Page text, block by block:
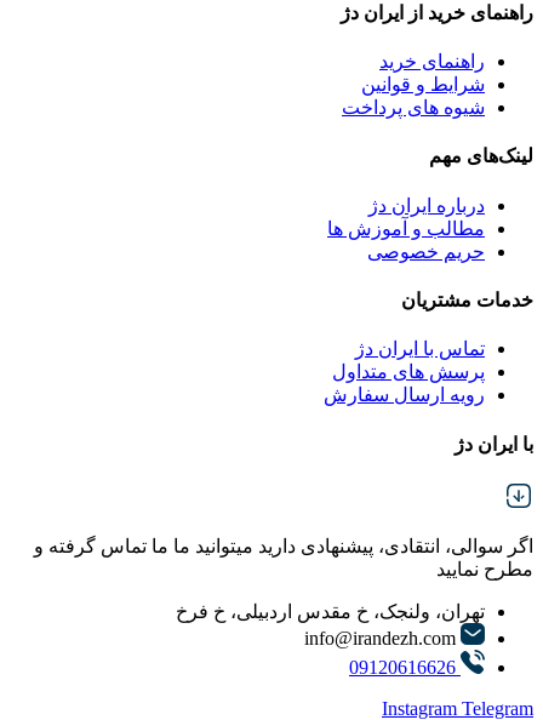
راهنمای خرید از ایران دژ
راهنمای خرید
شرایط و قوانین
شیوه های پرداخت
لینک‌های مهم
درباره ایران دژ
مطالب و آموزش ها
حریم خصوصی
خدمات مشتریان
تماس با ایران دژ
پرسش های متداول
رویه ارسال سفارش
با ایران دژ
اگر سوالی، انتقادی، پیشنهادی دارید میتوانید ما ما تماس گرفته و
مطرح نمایید
تهران، ولنجک، خ مقدس اردبیلی، خ فرخ
info@irandezh.com
09120616626
Instagram Telegram